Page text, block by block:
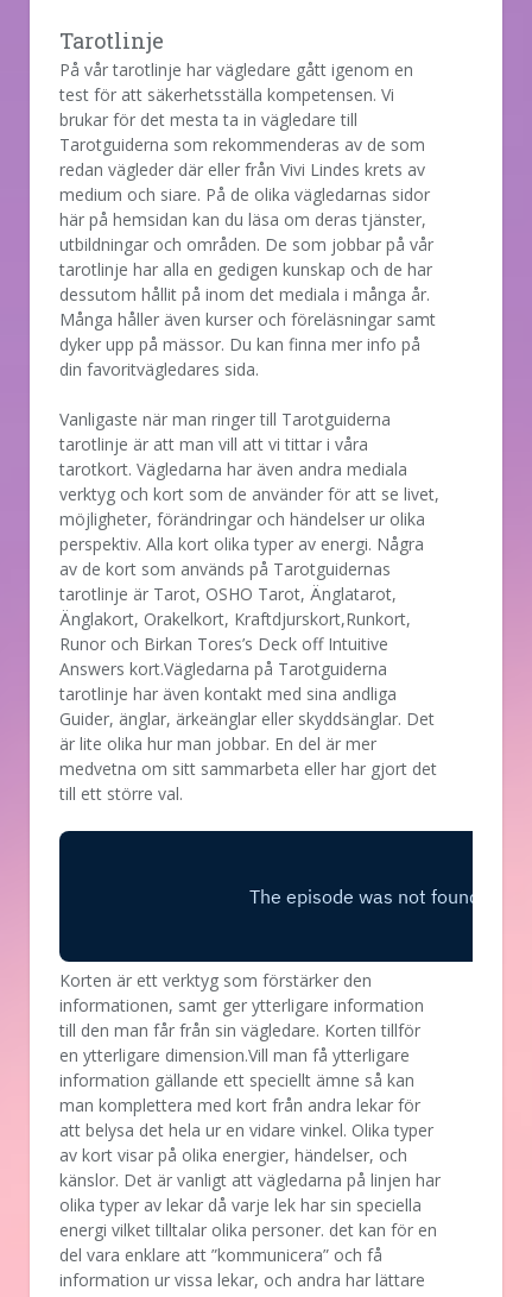
Tarotlinje
På vår tarotlinje har vägledare gått igenom en
test för att säkerhetsställa kompetensen. Vi
brukar för det mesta ta in vägledare till
Tarotguiderna som rekommenderas av de som
redan vägleder där eller från Vivi Lindes krets av
medium och siare. På de olika vägledarnas sidor
här på hemsidan kan du läsa om deras tjänster,
utbildningar och områden. De som jobbar på vår
tarotlinje har alla en gedigen kunskap och de har
dessutom hållit på inom det mediala i många år.
Många håller även kurser och föreläsningar samt
dyker upp på mässor. Du kan finna mer info på
din favoritvägledares sida.
Vanligaste när man ringer till Tarotguiderna
tarotlinje är att man vill att vi tittar i våra
tarotkort. Vägledarna har även andra mediala
verktyg och kort som de använder för att se livet,
möjligheter, förändringar och händelser ur olika
perspektiv. Alla kort olika typer av energi. Några
av de kort som används på Tarotguidernas
tarotlinje är Tarot, OSHO Tarot, Änglatarot,
Änglakort, Orakelkort, Kraftdjurskort,Runkort,
Runor och Birkan Tores’s Deck off Intuitive
Answers kort.Vägledarna på Tarotguiderna
tarotlinje har även kontakt med sina andliga
Guider, änglar, ärkeänglar eller skyddsänglar. Det
är lite olika hur man jobbar. En del är mer
medvetna om sitt sammarbeta eller har gjort det
till ett större val.
Korten är ett verktyg som förstärker den
informationen, samt ger ytterligare information
till den man får från sin vägledare. Korten tillför
en ytterligare dimension.Vill man få ytterligare
information gällande ett speciellt ämne så kan
man komplettera med kort från andra lekar för
att belysa det hela ur en vidare vinkel. Olika typer
av kort visar på olika energier, händelser, och
känslor. Det är vanligt att vägledarna på linjen har
olika typer av lekar då varje lek har sin speciella
energi vilket tilltalar olika personer. det kan för en
del vara enklare att ”kommunicera” och få
information ur vissa lekar, och andra har lättare